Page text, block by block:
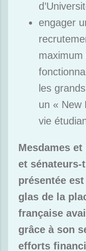
engager
maximum
les
un « New
vie
Mesdames
et
présentée
glas de la
française
grâce à son
efforts